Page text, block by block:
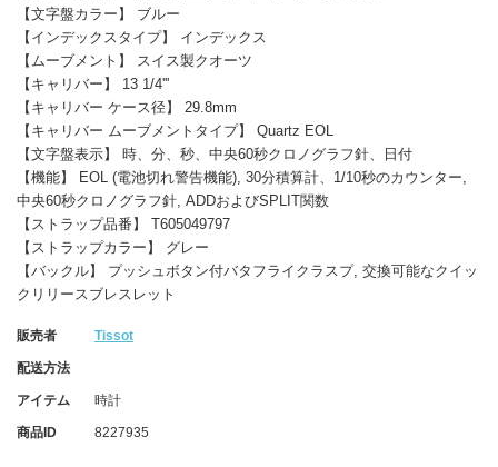
【文字盤カラー】 ブルー
【インデックスタイプ】 インデックス
【ムーブメント】 スイス製クオーツ
【キャリバー】 13 1/4'''
【キャリバー ケース径】 29.8mm
【キャリバー ムーブメントタイプ】 Quartz EOL
【文字盤表示】 時、分、秒、中央60秒クロノグラフ針、日付
【機能】 EOL (電池切れ警告機能), 30分積算計、1/10秒のカウンター,
中央60秒クロノグラフ針, ADDおよびSPLIT関数
【ストラップ品番】 T605049797
【ストラップカラー】 グレー
【バックル】 プッシュボタン付バタフライクラスプ, 交換可能なクイッ
クリリースブレスレット
販売者 Tissot
配送方法
アイテム 時計
商品ID 8227935